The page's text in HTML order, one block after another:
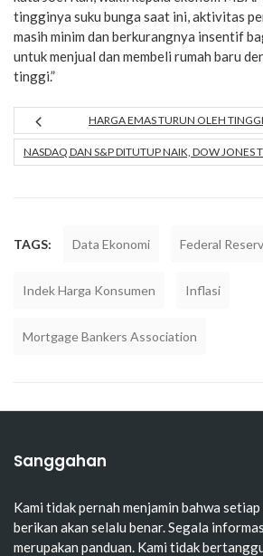
tingginya suku bunga saat ini, aktivitas
masih minim dan berkurangnya insentif
untuk menjual dan membeli rumah baru
tinggi.”
HARGA EMAS TURUN OLEH
NASDAQ DAN S&P DITUTUP NAIK, DOW JONES
TAGS: Data Ekonomi Federal
Indek Harga Konsumen Inflasi
Mortgage Bankers Association
Sanggahan
Kami tidak pernah menjamin bahwa
berikan akan selalu benar. Segala
merupakan panduan. Kami tidak